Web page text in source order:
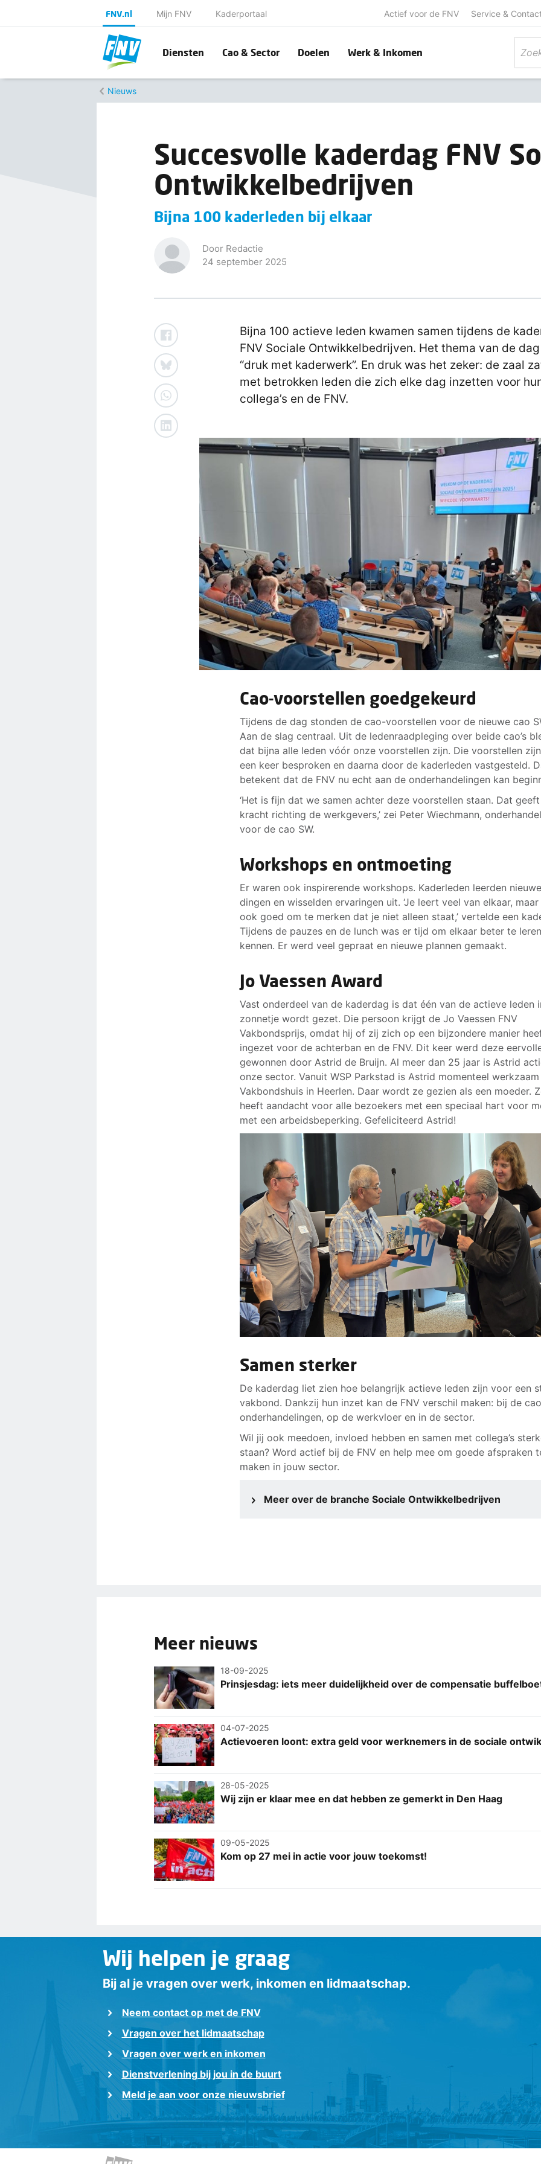
FNV.nl Mijn FNV Kaderportaal Actief voor de FNV Service &
Diensten Cao & Sector Doelen Werk & Inkomen
Nieuws
Succesvolle kaderdag FNV
Ontwikkelbedrijven
Bijna 100 kaderleden bij elkaar
Door Redactie
24 september 2025
Bijna 100 actieve leden kwamen samen tijdens de
FNV Sociale Ontwikkelbedrijven. Het thema van de
“druk met kaderwerk”. En druk was het zeker: de zaal
met betrokken leden die zich elke dag inzetten voor
collega’s en de FNV.
Cao-voorstellen goedgekeurd
Tijdens de dag stonden de cao-voorstellen voor de nieuwe cao
Aan de slag centraal. Uit de ledenraadpleging over beide cao’s
dat bijna alle leden vóór onze voorstellen zijn. Die voorstellen
een keer besproken en daarna door de kaderleden vastgesteld.
betekent dat de FNV nu echt aan de onderhandelingen kan
‘Het is fijn dat we samen achter deze voorstellen staan. Dat geeft
kracht richting de werkgevers,’ zei Peter Wiechmann,
voor de cao SW.
Workshops en ontmoeting
Er waren ook inspirerende workshops. Kaderleden leerden nieuwe
dingen en wisselden ervaringen uit. ‘Je leert veel van elkaar,
ook goed om te merken dat je niet alleen staat,’ vertelde een
Tijdens de pauzes en de lunch was er tijd om elkaar beter te leren
kennen. Er werd veel gepraat en nieuwe plannen gemaakt.
Jo Vaessen Award
Vast onderdeel van de kaderdag is dat één van de actieve leden
zonnetje wordt gezet. Die persoon krijgt de Jo Vaessen FNV
Vakbondsprijs, omdat hij of zij zich op een bijzondere manier
ingezet voor de achterban en de FNV. Dit keer werd deze
gewonnen door Astrid de Bruijn. Al meer dan 25 jaar is Astrid
onze sector. Vanuit WSP Parkstad is Astrid momenteel
Vakbondshuis in Heerlen. Daar wordt ze gezien als een moeder.
heeft aandacht voor alle bezoekers met een speciaal hart voor
met een arbeidsbeperking. Gefeliciteerd Astrid!
Samen sterker
De kaderdag liet zien hoe belangrijk actieve leden zijn voor een
vakbond. Dankzij hun inzet kan de FNV verschil maken: bij de
onderhandelingen, op de werkvloer en in de sector.
Wil jij ook meedoen, invloed hebben en samen met collega’s
staan? Word actief bij de FNV en help mee om goede afspraken
maken in jouw sector.
Meer over de branche Sociale Ontwikkelbedrijven
Meer nieuws
18-09-2025
Prinsjesdag: iets meer duidelijkheid over de compensatie
04-07-2025
Actievoeren loont: extra geld voor werknemers in de sociale
28-05-2025
Wij zijn er klaar mee en dat hebben ze gemerkt in Den Haag
09-05-2025
Kom op 27 mei in actie voor jouw toekomst!
Wij helpen je graag
Bij al je vragen over werk, inkomen en lidmaatschap.
Neem contact op met de FNV
Vragen over het lidmaatschap
Vragen over werk en inkomen
Dienstverlening bij jou in de buurt
Meld je aan voor onze nieuwsbrief